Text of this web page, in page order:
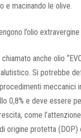
e macinando le olive.
l’olio extravergine
chiamato anche olio
Si potrebbe
meccanici
0,8% e deve essere
come
origine protetta